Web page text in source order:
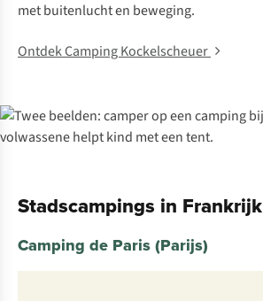
met buitenlucht en beweging.
Ontdek Camping Kockelscheuer
Stadscampings in Frankrijk
Camping de Paris (Parijs)